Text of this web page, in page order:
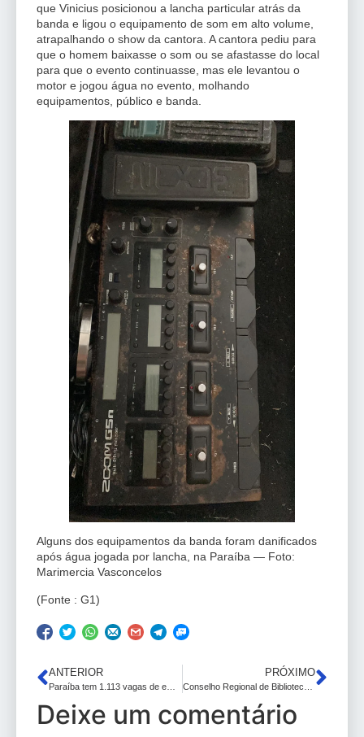
que Vinicius posicionou a lancha particular atrás da
banda e ligou o equipamento de som em alto volume,
atrapalhando o show da cantora. A cantora pediu para
que o homem baixasse o som ou se afastasse do local
para que o evento continuasse, mas ele levantou o
motor e jogou água no evento, molhando
equipamentos, público e banda.
Alguns dos equipamentos da banda foram danificados
após água jogada por lancha, na Paraíba — Foto:
Marimercia Vasconcelos
(Fonte : G1)
ANTERIOR PRÓXIMO
Deixe um comentário